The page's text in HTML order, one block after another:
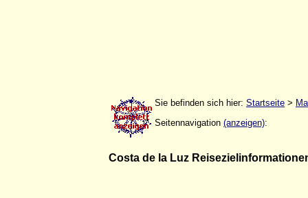
Sie befinden sich hier: Startseite >
Seitennavigation (anzeigen):
Costa de la Luz